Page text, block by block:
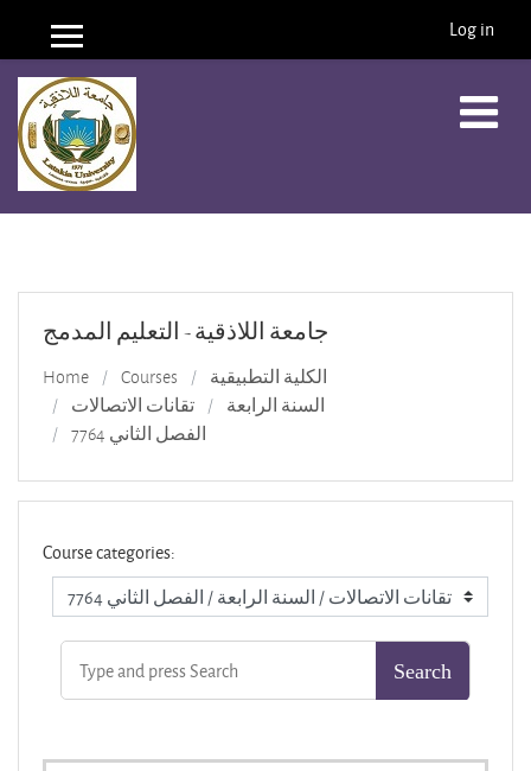
Skip to main content
Side panel Log in
جامعة اللاذقية - التعليم المدمج
Home Courses
الكلية التطبيقية
تقانات الاتصالات
السنة الرابعة
الفصل الثاني 7764
Course categories: